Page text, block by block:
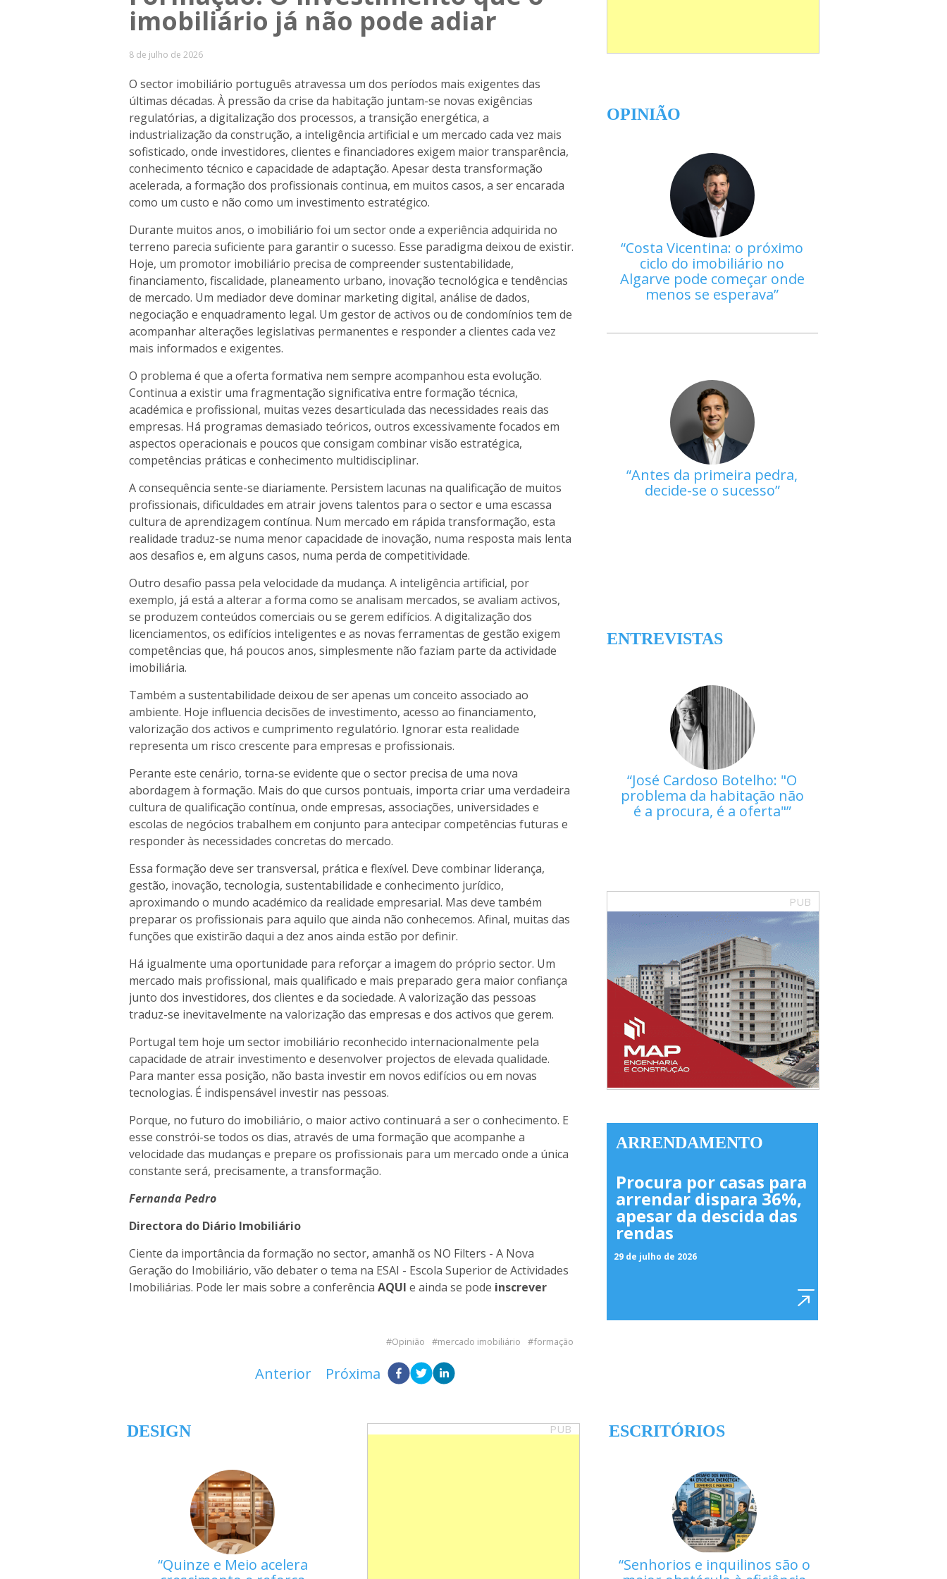
imobiliário já não pode adiar
8 de julho de 2026
O sector imobiliário português atravessa um dos períodos mais exigentes das
últimas décadas. À pressão da crise da habitação juntam-se novas exigências
regulatórias, a digitalização dos processos, a transição energética, a
industrialização da construção, a inteligência artificial e um mercado cada vez mais
sofisticado, onde investidores, clientes e financiadores exigem maior transparência,
conhecimento técnico e capacidade de adaptação. Apesar desta transformação
acelerada, a formação dos profissionais continua, em muitos casos, a ser encarada
como um custo e não como um investimento estratégico.
Durante muitos anos, o imobiliário foi um sector onde a experiência adquirida no
terreno parecia suficiente para garantir o sucesso. Esse paradigma deixou de existir.
Hoje, um promotor imobiliário precisa de compreender sustentabilidade,
financiamento, fiscalidade, planeamento urbano, inovação tecnológica e tendências
de mercado. Um mediador deve dominar marketing digital, análise de dados,
negociação e enquadramento legal. Um gestor de activos ou de condomínios tem de
acompanhar alterações legislativas permanentes e responder a clientes cada vez
mais informados e exigentes.
O problema é que a oferta formativa nem sempre acompanhou esta evolução.
Continua a existir uma fragmentação significativa entre formação técnica,
académica e profissional, muitas vezes desarticulada das necessidades reais das
empresas. Há programas demasiado teóricos, outros excessivamente focados em
aspectos operacionais e poucos que consigam combinar visão estratégica,
competências práticas e conhecimento multidisciplinar.
A consequência sente-se diariamente. Persistem lacunas na qualificação de muitos
profissionais, dificuldades em atrair jovens talentos para o sector e uma escassa
cultura de aprendizagem contínua. Num mercado em rápida transformação, esta
realidade traduz-se numa menor capacidade de inovação, numa resposta mais lenta
aos desafios e, em alguns casos, numa perda de competitividade.
Outro desafio passa pela velocidade da mudança. A inteligência artificial, por
exemplo, já está a alterar a forma como se analisam mercados, se avaliam activos,
se produzem conteúdos comerciais ou se gerem edifícios. A digitalização dos
licenciamentos, os edifícios inteligentes e as novas ferramentas de gestão exigem
competências que, há poucos anos, simplesmente não faziam parte da actividade
imobiliária.
Também a sustentabilidade deixou de ser apenas um conceito associado ao
ambiente. Hoje influencia decisões de investimento, acesso ao financiamento,
valorização dos activos e cumprimento regulatório. Ignorar esta realidade
representa um risco crescente para empresas e profissionais.
Perante este cenário, torna-se evidente que o sector precisa de uma nova
abordagem à formação. Mais do que cursos pontuais, importa criar uma verdadeira
cultura de qualificação contínua, onde empresas, associações, universidades e
escolas de negócios trabalhem em conjunto para antecipar competências futuras e
responder às necessidades concretas do mercado.
Essa formação deve ser transversal, prática e flexível. Deve combinar liderança,
gestão, inovação, tecnologia, sustentabilidade e conhecimento jurídico,
aproximando o mundo académico da realidade empresarial. Mas deve também
preparar os profissionais para aquilo que ainda não conhecemos. Afinal, muitas das
funções que existirão daqui a dez anos ainda estão por definir.
Há igualmente uma oportunidade para reforçar a imagem do próprio sector. Um
mercado mais profissional, mais qualificado e mais preparado gera maior confiança
junto dos investidores, dos clientes e da sociedade. A valorização das pessoas
traduz-se inevitavelmente na valorização das empresas e dos activos que gerem.
Portugal tem hoje um sector imobiliário reconhecido internacionalmente pela
capacidade de atrair investimento e desenvolver projectos de elevada qualidade.
Para manter essa posição, não basta investir em novos edifícios ou em novas
tecnologias. É indispensável investir nas pessoas.
Porque, no futuro do imobiliário, o maior activo continuará a ser o conhecimento. E
esse constrói-se todos os dias, através de uma formação que acompanhe a
velocidade das mudanças e prepare os profissionais para um mercado onde a única
constante será, precisamente, a transformação.
Fernanda Pedro
Directora do Diário Imobiliário
Ciente da importância da formação no sector, amanhã os NO Filters - A Nova
Geração do Imobiliário, vão debater o tema na ESAI - Escola Superior de Actividades
Imobiliárias. Pode ler mais sobre a conferênciaAQUI e ainda se pode inscrever
Opinião mercado imobiliário formação
Anterior Próxima
OPINIÃO
Costa Vicentina: o próximo
ciclo do imobiliário no
Algarve pode começar onde
menos se esperava
Antes da primeira pedra,
decide-se o sucesso
ENTREVISTAS
José Cardoso Botelho: "O
problema da habitação não
é a procura, é a oferta"
PUB
ARRENDAMENTO
Procura por casas para
arrendar dispara 36%,
apesar da descida das
rendas
29 de julho de 2026
DESIGN
Quinze e Meio acelera
PUB ESCRITÓRIOS
Senhorios e inquilinos são o